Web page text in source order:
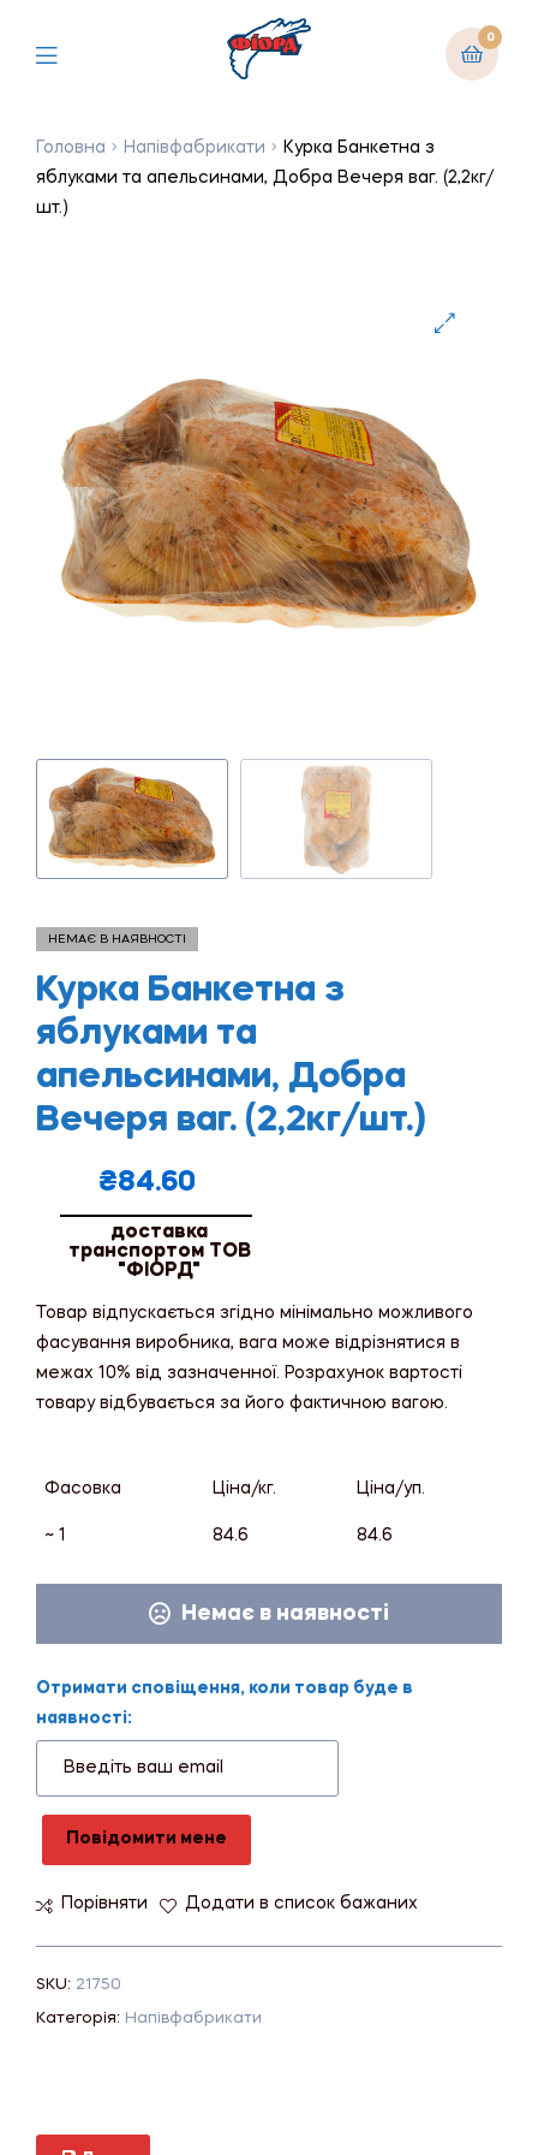
0
Головна Напівфабрикати
Курка Банкетна з
яблуками та апельсинами, Добра Вечеря ваг. (2,2кг/
шт.)
НЕМАЄ В НАЯВНОСТІ
Курка Банкетна з
яблуками та
апельсинами, Добра
Вечеря ваг. (2,2кг/шт.)
₴84.60
доставка
транспортом ТОВ
"ФІОРД"
Товар відпускається згідно мінімально можливого
фасування виробника, вага може відрізнятися в
межах 10% від зазначенної. Розрахунок вартості
товару відбувається за його фактичною вагою.
Фасовка Ціна/кг. Ціна/уп.
~ 1 84.6 84.6
Немає в наявності
Отримати сповіщення, коли товар буде в
наявності:
Повідомити мене
Порівняти Додати в список бажаних
SKU: 21750
Категорія: Напівфабрикати